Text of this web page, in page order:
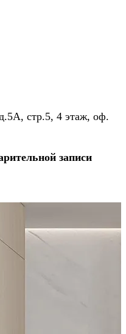
стр.5, 4 этаж, оф.
записи